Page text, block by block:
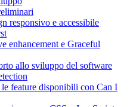
responsivo e accessibile
enhancement e Graceful
allo sviluppo del software
feature disponibili con Can I